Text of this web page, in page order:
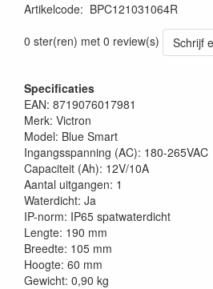
Artikelcode: BPC121031064R
0 ster(ren) met 0 review(s)
Schrijf
Specificaties
EAN: 8719076017981
Merk: Victron
Model: Blue Smart
Ingangsspanning (AC): 180-265VAC
Capaciteit (Ah): 12V/10A
Aantal uitgangen: 1
Waterdicht: Ja
IP-norm: IP65 spatwaterdicht
Lengte: 190 mm
Breedte: 105 mm
Hoogte: 60 mm
Gewicht: 0,90 kg